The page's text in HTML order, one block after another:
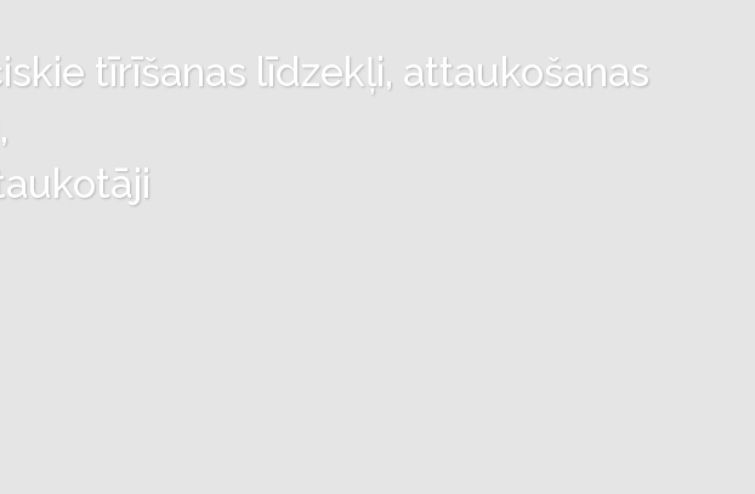
tīrīšanas līdzekļi, attaukošanas